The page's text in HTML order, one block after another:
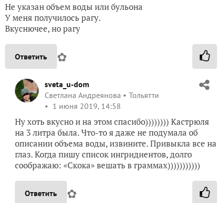
Не указан объем воды или бульона
У меня получилось рагу.
Вкуснючее, но рагу
Ответить ✿
sveta_u-dom
Светлана Андреянова
Тольятти
1 июня 2019, 14:58
Ну хоть вкусно и на этом спасибо)))))))) Кастрюля
на 3 литра была. Что-то я даже не подумала об
описании объема воды, извините. Привыкла все на
глаз. Когда пишу список ингридиентов, долго
соображаю: «Скока» вешать в граммах)))))))))))
Ответить ✿